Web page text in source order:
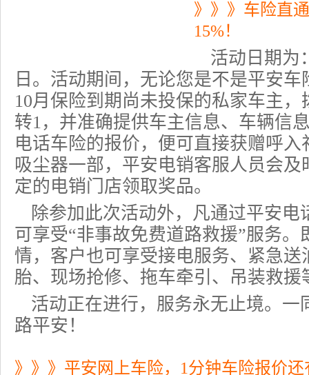
》》》车险直
15%！
活动日期为
日。活动期间，无论您是不是平安
10月保险到期尚未投保的私家车主，
转1，并准确提供车主信息、车辆信
电话车险的报价，便可直接获赠呼
吸尘器一部，平安电销客服人员会
定的电销门店领取奖品。
除参加此次活动外，凡通过平安电
可享受“非事故免费道路救援”服务。
情，客户也可享受接电服务、紧急
胎、现场抢修、拖车牵引、吊装救援
活动正在进行，服务永无止境。一
路平安！
》》》平安网上车险，1分钟车险报价